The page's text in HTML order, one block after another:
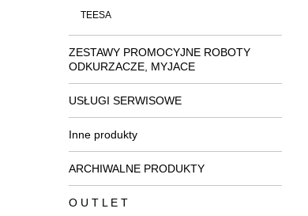
TEESA
ZESTAWY PROMOCYJNE ROBOTY
ODKURZACZE, MYJACE
USŁUGI SERWISOWE
Inne produkty
ARCHIWALNE PRODUKTY
O U T L E T